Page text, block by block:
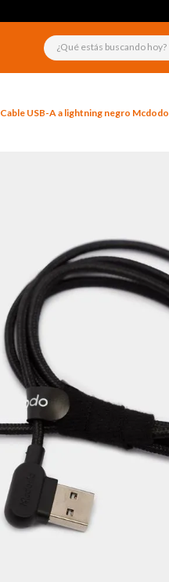
¿Qué estás buscando
Cable USB-A a lightning negro